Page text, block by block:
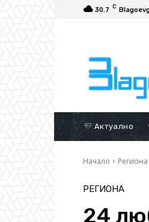
30.7 C
Актуално
Начало Региона
РЕГИОНА
24